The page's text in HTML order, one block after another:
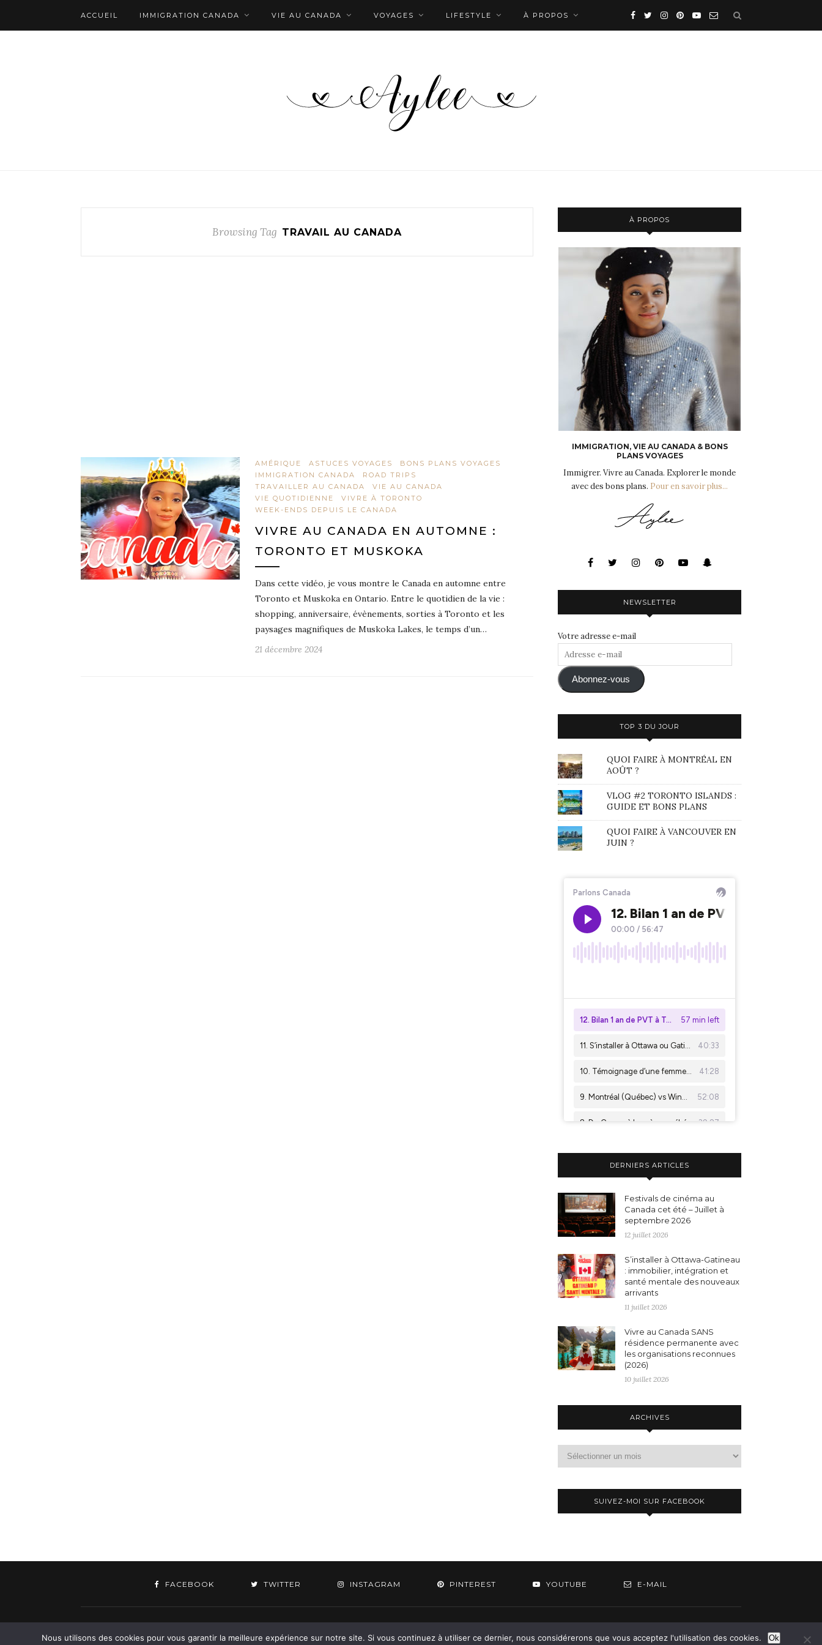
ACCUEIL IMMIGRATION CANADA VIE AU CANADA VOYAGES LIFESTYLE À PROPOS
Browsing Tag TRAVAIL AU CANADA
AMÉRIQUE ASTUCES VOYAGES
BONS PLANS VOYAGES
IMMIGRATION CANADA
ROAD TRIPS
TRAVAILLER AU CANADA
VIE AU CANADA
VIE QUOTIDIENNE
VIVRE À TORONTO
WEEK-ENDS DEPUIS LE CANADA
VIVRE AU CANADA EN AUTOMNE :
TORONTO ET MUSKOKA
Dans cette vidéo, je vous montre le Canada en automne entre
Toronto et Muskoka en Ontario. Entre le quotidien de la vie :
shopping, anniversaire, évènements, sorties à Toronto et les
paysages magnifiques de Muskoka Lakes, le temps d’un…
21 décembre 2024
À PROPOS
IMMIGRATION, VIE AU CANADA & BONS
PLANS VOYAGES
Immigrer. Vivre au Canada. Explorer le monde
avec des bons plans. Pour en savoir plus...
NEWSLETTER
Votre adresse e-mail
Adresse
mail Abonnez-vous
TOP 3 DU JOUR
QUOI FAIRE À MONTRÉAL EN
AOÛT ?
VLOG #2 TORONTO ISLANDS :
GUIDE ET BONS PLANS
QUOI FAIRE À VANCOUVER EN
JUIN ?
DERNIERS ARTICLES
Festivals de cinéma au
Canada cet été – Juillet à
septembre 2026
12 juillet 2026
S’installer à Ottawa-Gatineau
: immobilier, intégration et
santé mentale des nouveaux
arrivants
11 juillet 2026
Vivre au Canada SANS
résidence permanente avec
les organisations reconnues
(2026)
10 juillet 2026
ARCHIVES
SUIVEZ-MOI SUR FACEBOOK
FACEBOOK TWITTER INSTAGRAM PINTEREST YOUTUBE E-MAIL
Nous utilisons des cookies pour vous garantir la meilleure expérience sur notre site. Si vous continuez à utiliser ce dernier, nous considérerons que vous acceptez l'utilisation des cookies. Ok